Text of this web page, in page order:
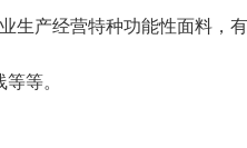
生产经营特种功能性面料，有
等。